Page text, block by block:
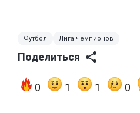
Футбол Лига чемпионов
Поделиться
0 1 1 0